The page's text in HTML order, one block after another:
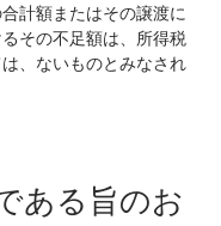
計額またはその譲渡に
その不足額は、所得税
、ないものとみなされ
ある旨のお